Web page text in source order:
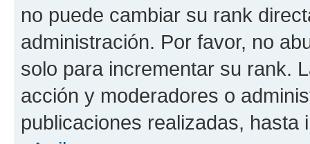
no puede cambiar su rank
administración. Por favor, no
solo para incrementar su rank.
acción y moderadores o
publicaciones realizadas, hasta